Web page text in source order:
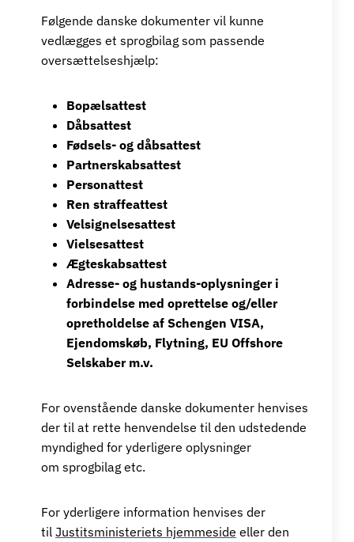
Følgende danske dokumenter vil kunne
vedlægges et sprogbilag som passende
oversættelseshjælp:
Bopælsattest
Dåbsattest
Fødsels- og dåbsattest
Partnerskabsattest
Personattest
Ren straffeattest
Velsignelsesattest
Vielsesattest
Ægteskabsattest
Adresse- og hustands-oplysninger i
forbindelse med oprettelse og/eller
opretholdelse af Schengen VISA,
Ejendomskøb, Flytning, EU Offshore
Selskaber m.v.
For ovenstående danske dokumenter henvises
der til at rette henvendelse til den udstedende
myndighed for yderligere oplysninger
om sprogbilag etc.
For yderligere information henvises der
til Justitsministeriets hjemmeside eller den